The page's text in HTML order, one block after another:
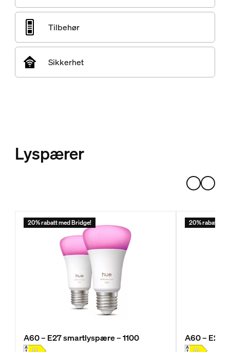
Tilbehør
Sikkerhet
Lyspærer
20% rabatt med Bridge!
A60 – E27 smartlyspære – 1100
20% rabatt
A60 – E27